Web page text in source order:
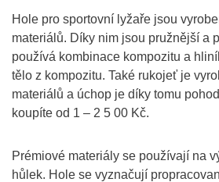
Hole pro sportovní lyžaře jsou
materiálů. Díky nim jsou pružnější a
používá kombinace kompozitu a
tělo z kompozitu. Také rukojeť je
materiálů a úchop je díky tomu
koupíte od 1 – 2 5 00 Kč.
Prémiové materiály se používají na
hůlek. Hole se vyznačují